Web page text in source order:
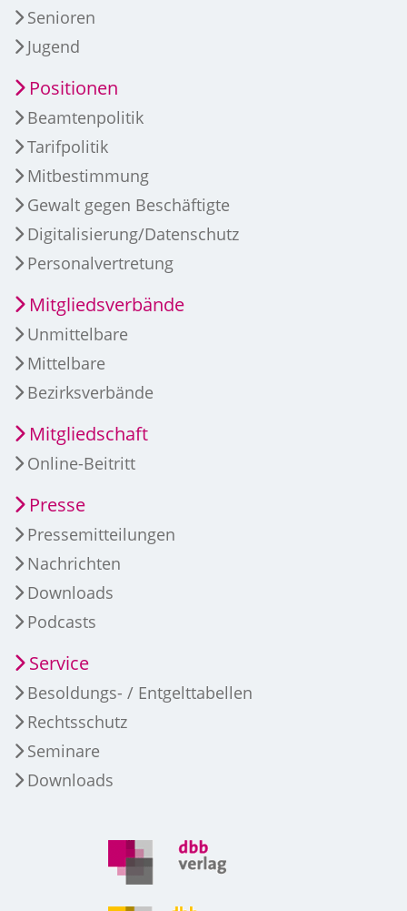
Senioren
Jugend
Positionen
Beamtenpolitik
Tarifpolitik
Mitbestimmung
Gewalt gegen Beschäftigte
Digitalisierung/Datenschutz
Personalvertretung
Mitgliedsverbände
Unmittelbare
Mittelbare
Bezirksverbände
Mitgliedschaft
Online-Beitritt
Presse
Pressemitteilungen
Nachrichten
Downloads
Podcasts
Service
Besoldungs- / Entgelttabellen
Rechtsschutz
Seminare
Downloads